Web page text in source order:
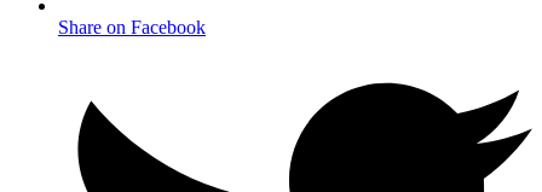
Share on Facebook